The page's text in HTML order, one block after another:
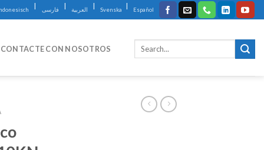
| فارسی | العربية | Svenska | Español
CONTACTE CON NOSOTROS